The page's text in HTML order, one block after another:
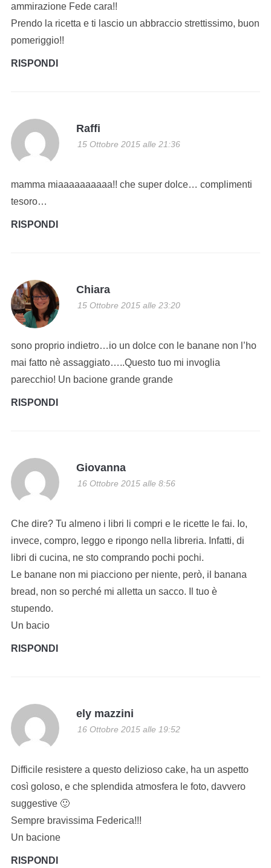
ammirazione Fede cara!!
Prendo la ricetta e ti lascio un abbraccio strettissimo, buon
pomeriggio!!
RISPONDI
Raffi
15 Ottobre 2015 alle 21:36
mamma miaaaaaaaaaa!! che super dolce… complimenti
tesoro…
RISPONDI
Chiara
15 Ottobre 2015 alle 23:20
sono proprio indietro…io un dolce con le banane non l’ho
mai fatto nè assaggiato…..Questo tuo mi invoglia
parecchio! Un bacione grande grande
RISPONDI
Giovanna
16 Ottobre 2015 alle 8:56
Che dire? Tu almeno i libri li compri e le ricette le fai. Io,
invece, compro, leggo e ripongo nella libreria. Infatti, di
libri di cucina, ne sto comprando pochi pochi.
Le banane non mi piacciono per niente, però, il banana
bread, non so perché mi alletta un sacco. Il tuo è
stupendo.
Un bacio
RISPONDI
ely mazzini
16 Ottobre 2015 alle 19:52
Difficile resistere a questo delizioso cake, ha un aspetto
così goloso, e che splendida atmosfera le foto, davvero
suggestive 🙂
Sempre bravissima Federica!!!
Un bacione
RISPONDI